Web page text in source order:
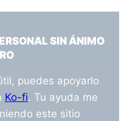
SIN ÁNIMO
puedes apoyarlo
Ko-fi. Tu ayuda me
este sitio